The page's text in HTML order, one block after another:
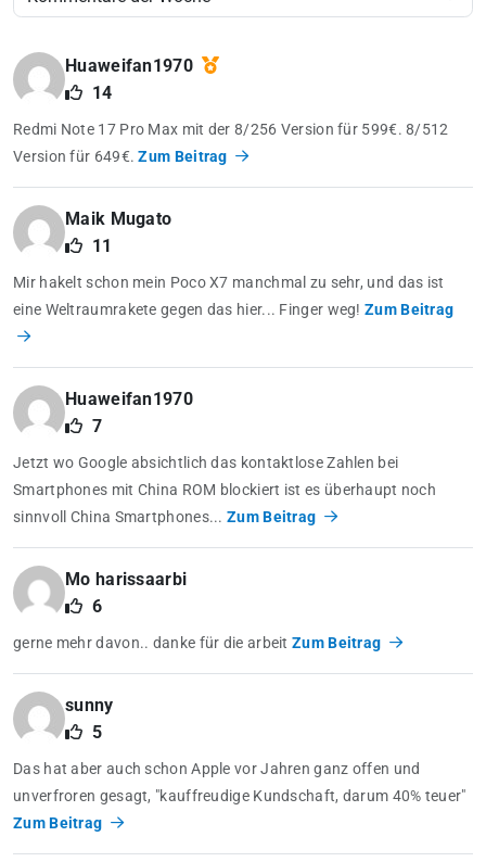
Huaweifan1970
14
Redmi Note 17 Pro Max mit der 8/256 Version für 599€. 8/512
Version für 649€.Zum Beitrag
Maik Mugato
11
Mir hakelt schon mein Poco X7 manchmal zu sehr, und das ist
eine Weltraumrakete gegen das hier... Finger weg! Zum Beitrag
Huaweifan1970
7
Jetzt wo Google absichtlich das kontaktlose Zahlen bei
Smartphones mit China ROM blockiert ist es überhaupt noch
sinnvoll China Smartphones...Zum Beitrag
Mo harissaarbi
6
gerne mehr davon.. danke für die arbeit Zum Beitrag
sunny
5
Das hat aber auch schon Apple vor Jahren ganz offen und
unverfroren gesagt, "kauffreudige Kundschaft, darum 40% teuer"
Zum Beitrag